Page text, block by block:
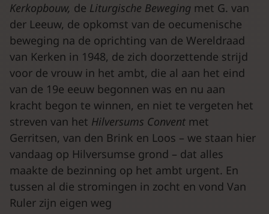
Kerkopbouw, de Liturgische Beweging met G. van
der Leeuw, de opkomst van de oecumenische
beweging na de oprichting van de Wereldraad
van Kerken in 1948, de zich doorzettende strijd
voor de vrouw in het ambt, die al aan het eind
van de 19e eeuw begonnen was en nu aan
kracht begon te winnen, en niet te vergeten het
streven van het Hilversums Convent met
Gerritsen, van den Brink en Loos – we staan hier
vandaag op Hilversumse grond – dat alles
maakte de bezinning op het ambt urgent. En
tussen al die stromingen in zocht en vond Van
Ruler zijn eigen weg